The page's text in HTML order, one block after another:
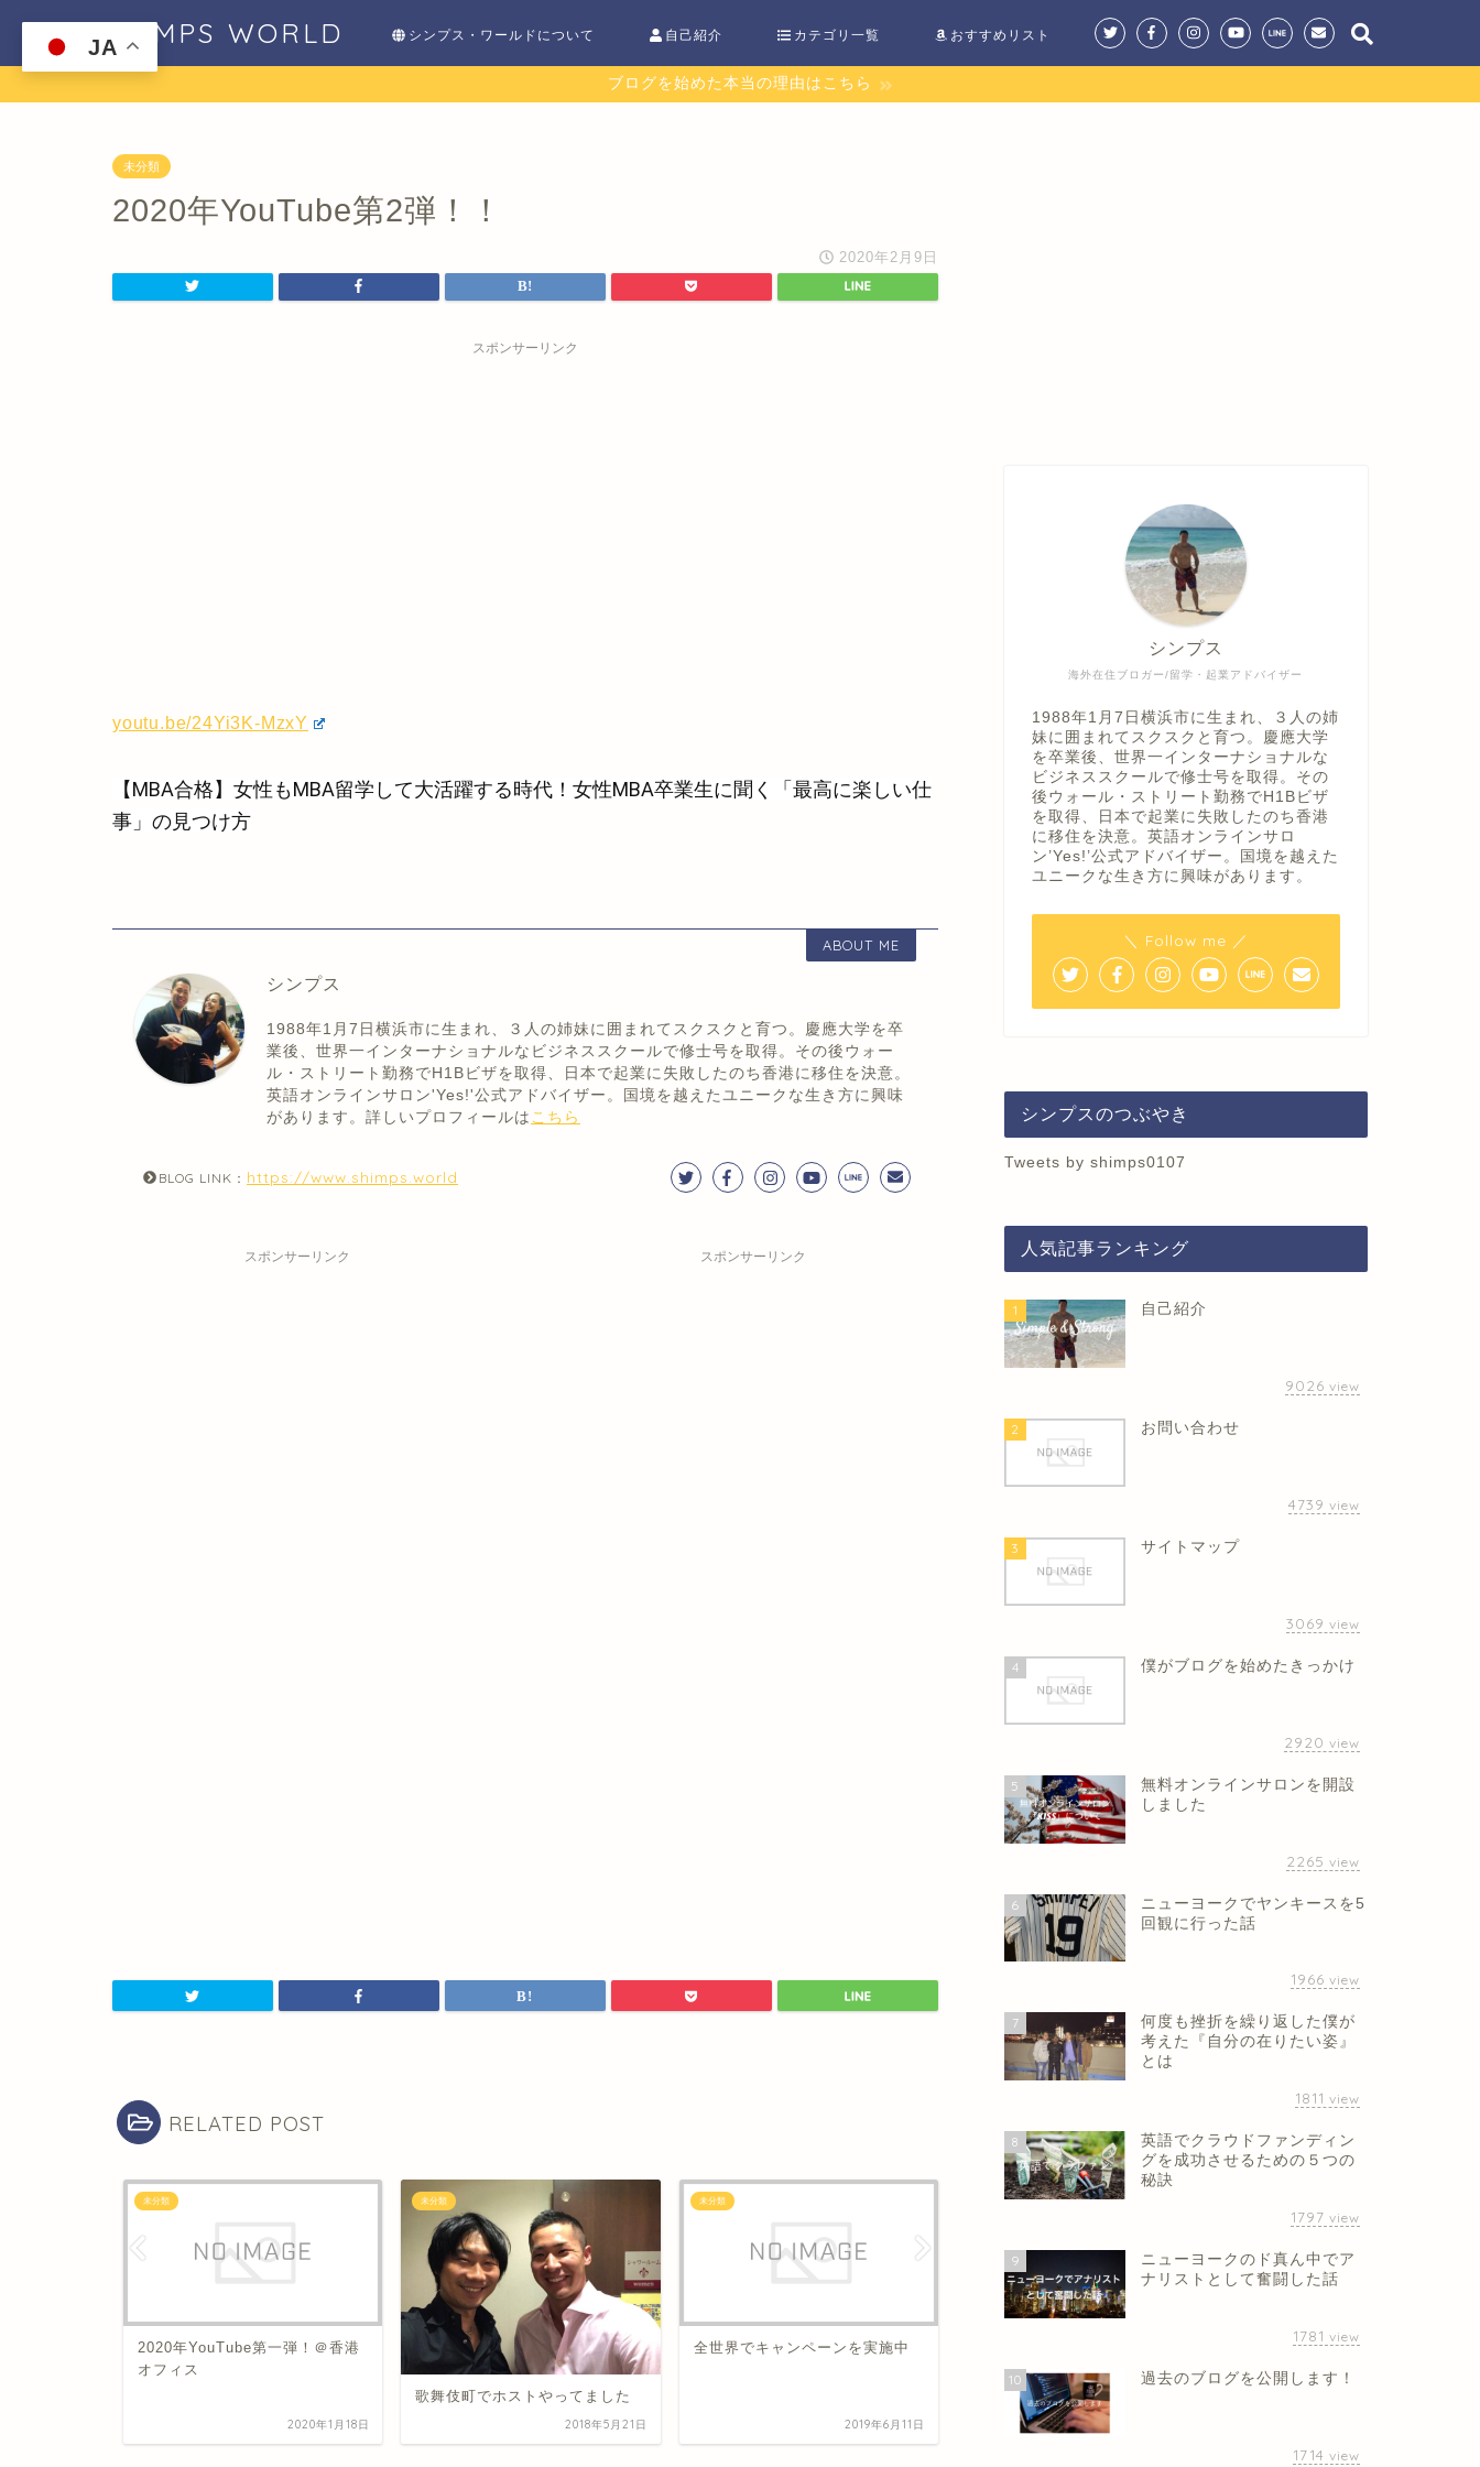
SHIMPS WORLD シンプス・ワールドについて 自己紹介 カテゴリ一覧 おすすめリスト
ブログを始めた本当の理由はこちら
未分類
2020年YouTube第2弾！！
2020年2月9日
スポンサーリンク
youtu.be/24Yi3K-MzxY
【MBA合格】女性もMBA留学して大活躍する時代！女性MBA卒業生に聞く「最高に楽しい仕
事」の見つけ方
ABOUT ME
シンプス
1988年1月7日横浜市に生まれ、３人の姉妹に囲まれてスクスクと育つ。慶應大学を卒
業後、世界一インターナショナルなビジネススクールで修士号を取得。その後ウォー
ル・ストリート勤務でH1Bビザを取得、日本で起業に失敗したのち香港に移住を決意。
英語オンラインサロン'Yes!'公式アドバイザー。国境を越えたユニークな生き方に興味
があります。詳しいプロフィールは こちら
BLOG LINK： https://www.shimps.world
スポンサーリンク スポンサーリンク
RELATED POST
未分類
2020年YouTube第一弾！＠香港
オフィス
2020年1月18日
未分類
歌舞伎町でホストやってました
2018年5月21日
未分類
全世界でキャンペーンを実施中
2019年6月11日
オフィス
海外在住ブロガー/留学・起業アドバイザー
シンプス
1988年1月7日横浜市に生まれ、３人の姉
妹に囲まれてスクスクと育つ。慶應大学
を卒業後、世界一インターナショナルな
ビジネススクールで修士号を取得。その
後ウォール・ストリート勤務でH1Bビザ
を取得、日本で起業に失敗したのち香港
に移住を決意。英語オンラインサロ
ン’Yes!’公式アドバイザー。国境を越えた
ユニークな生き方に興味があります。
＼ Follow me ／
シンプスのつぶやき
Tweets by shimps0107
人気記事ランキング
1 自己紹介
9026 view
2 お問い合わせ
4739 view
3 サイトマップ
3069 view
4 僕がブログを始めたきっかけ
2920 view
5
無料オンラインサロンを開設
しました
2265 view
6
ニューヨークでヤンキースを5
回観に行った話
1966 view
7
何度も挫折を繰り返した僕が
考えた『自分の在りたい姿』
とは
1811 view
8
英語でクラウドファンディン
グを成功させるための５つの
秘訣
1797 view
9
ニューヨークのド真ん中でア
ナリストとして奮闘した話
1781 view
10 過去のブログを公開します！
1714 view
JA